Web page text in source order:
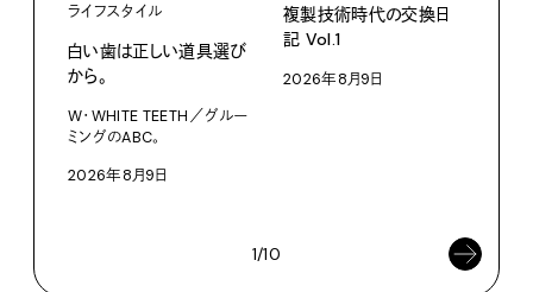
ライフスタイル
白い歯は正しい道具選び
から。
W・WHITE TEETH／グルー
ミングのABC。
2026年8月9日
複製技術時代の交換日
記 Vol.1
2026年8月9日
1/10